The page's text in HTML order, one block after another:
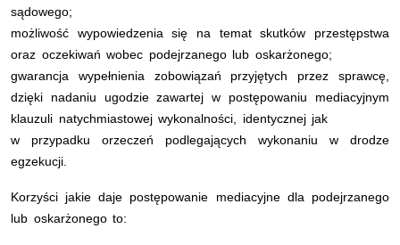
sądowego;
możliwość wypowiedzenia się na temat skutków przestępstwa
oraz oczekiwań wobec podejrzanego lub oskarżonego;
gwarancja wypełnienia zobowiązań przyjętych przez sprawcę,
dzięki nadaniu ugodzie zawartej w postępowaniu mediacyjnym
klauzuli natychmiastowej wykonalności, identycznej jak
w przypadku orzeczeń podlegających wykonaniu w drodze
egzekucji.
Korzyści jakie daje postępowanie mediacyjne dla podejrzanego
lub oskarżonego to: